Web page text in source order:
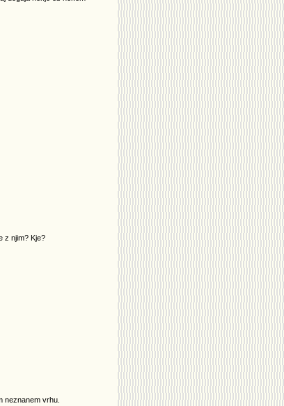
z njim? Kje?
neznanem vrhu.